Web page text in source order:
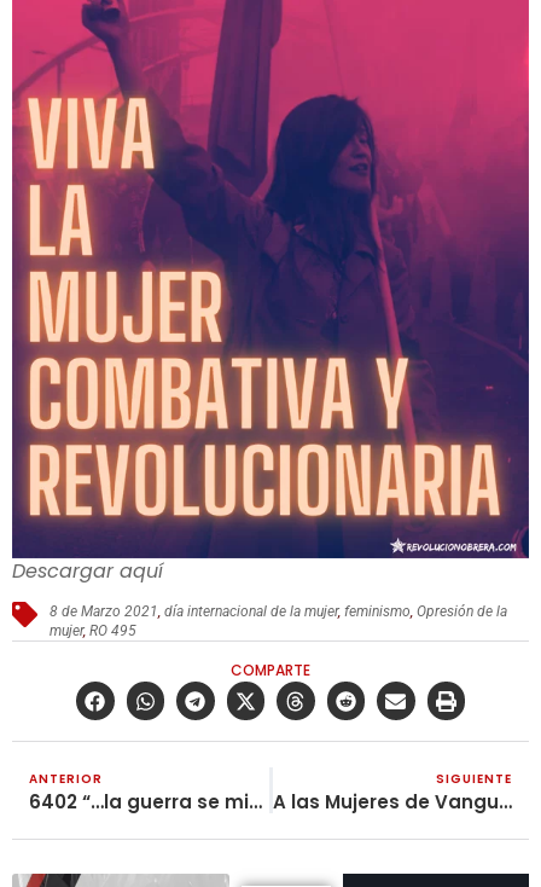
Descargar aquí
8 de Marzo 2021,día internacional de la mujer,feminismo,Opresión de la
mujer,RO 495
COMPARTE
ANTERIOR
6402 “…la guerra se mide en litros de sangre”
SIGUIENTE
A las Mujeres de Vanguardia